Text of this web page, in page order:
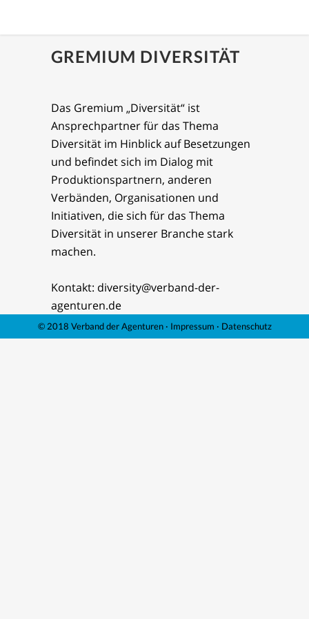
GREMIUM DIVERSITÄT
Das Gremium „Diversität“ ist
Ansprechpartner für das Thema
Diversität im Hinblick auf Besetzungen
und befindet sich im Dialog mit
Produktionspartnern, anderen
Verbänden, Organisationen und
Initiativen, die sich für das Thema
Diversität in unserer Branche stark
machen.
Kontakt: diversity@verband-der-
agenturen.de
© 2018 Verband der Agenturen · Impressum · Datenschutz